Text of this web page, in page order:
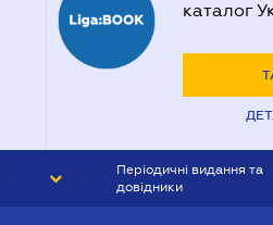
каталог
Періодичні видання та
довідники